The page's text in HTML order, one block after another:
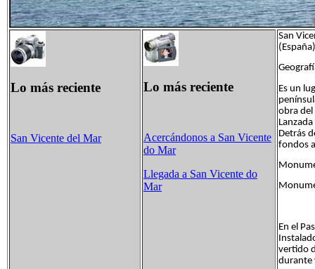
Lo más reciente
San Vicente del Mar
Lo más reciente
Acercándonos a San Vicente
do Mar
Llegada a San Vicente do
Mar
San
Es un
obra del
Detrás
fondos
En el
vertido
durante